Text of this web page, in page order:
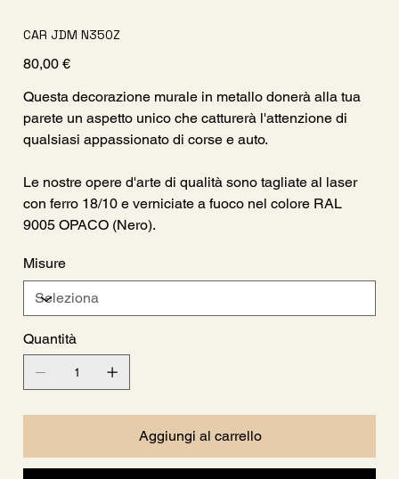
CAR JDM N350Z
Prezzo
80,00 €
Questa decorazione murale in metallo donerà alla tua
parete un aspetto unico che catturerà l'attenzione di
qualsiasi appassionato di corse e auto.
Le nostre opere d'arte di qualità sono tagliate al laser
con ferro 18/10 e verniciate a fuoco nel colore RAL
9005 OPACO (Nero).
Misure
Quantità
Aggiungi al carrello